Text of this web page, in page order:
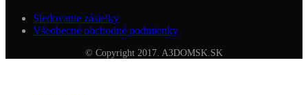
Sledovanie zásielky
Všeobecné obchodné podmienky
© Copyright 2017. A3DOMSK.SK